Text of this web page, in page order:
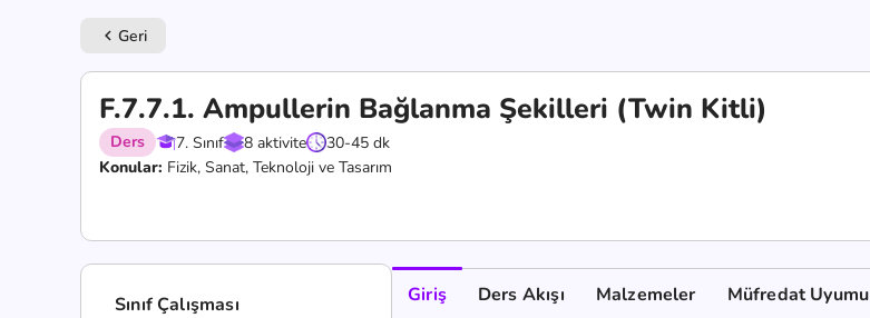
keyboard_arrow_left Geri
F.7.7.1. Ampullerin Bağlanma Şekilleri (Twin Kitli)
Ders 7. Sınıf 8 aktivite
30-45 dk
Konular: Fizik, Sanat, Teknoloji ve Tasarım
Sınıf Çalışması Giriş Ders Akışı Malzemeler Müfredat Uyumu